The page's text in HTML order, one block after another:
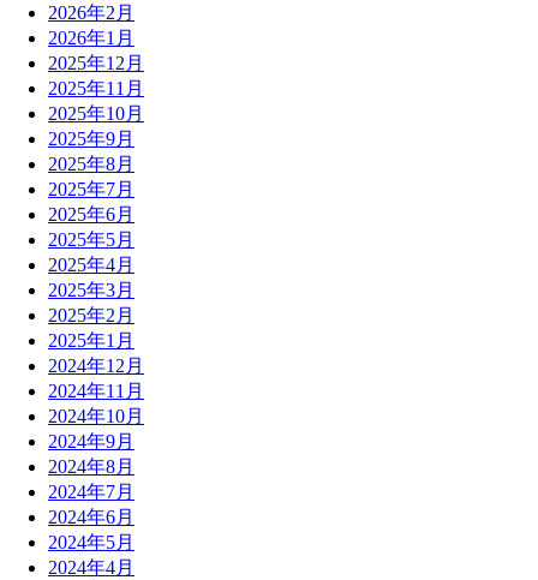
2026年2月
2026年1月
2025年12月
2025年11月
2025年10月
2025年9月
2025年8月
2025年7月
2025年6月
2025年5月
2025年4月
2025年3月
2025年2月
2025年1月
2024年12月
2024年11月
2024年10月
2024年9月
2024年8月
2024年7月
2024年6月
2024年5月
2024年4月